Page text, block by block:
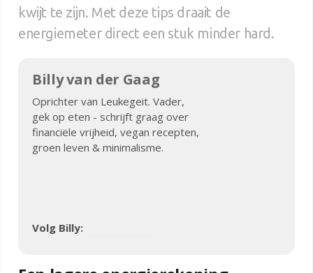
kwijt te zijn. Met deze tips draait de
energiemeter direct een stuk minder hard.
Billy van der Gaag
Oprichter van Leukegeit. Vader,
gek op eten - schrijft graag over
financiële vrijheid, vegan recepten,
groen leven & minimalisme.
Volg Billy: